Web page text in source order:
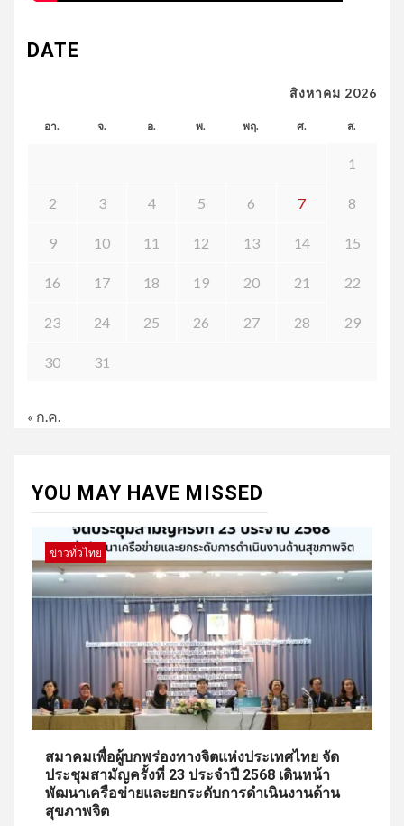
DATE
สิงหาคม 2026
อา. จ. อ. พ. พฤ. ศ. ส.
1
2 3 4 5 6 7 8
9 10 11 12 13 14 15
16 17 18 19 20 21 22
23 24 25 26 27 28 29
30 31
« ก.ค.
YOU MAY HAVE MISSED
ข่าวทั่วไทย
สมาคมเพื่อผู้บกพร่องทางจิตแห่งประเทศไทย จัด
ประชุมสามัญครั้งที่ 23 ประจำปี 2568 เดินหน้า
พัฒนาเครือข่ายและยกระดับการดำเนินงานด้าน
สุขภาพจิต